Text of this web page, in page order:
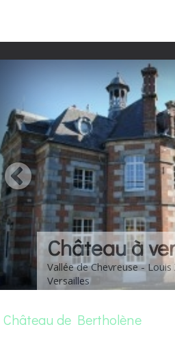
Château à
Vallée de Chevreuse -
Versailles
Château de Bertholène